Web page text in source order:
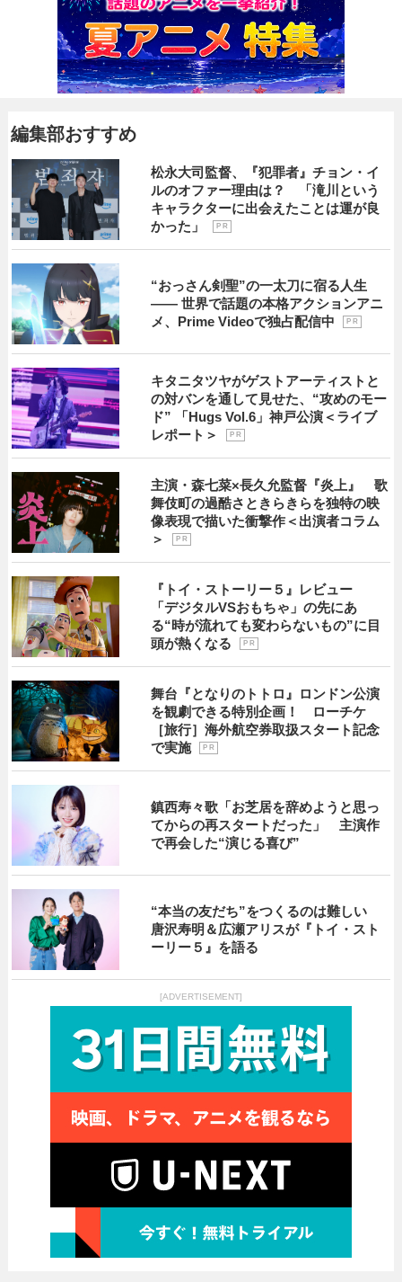
編集部おすすめ
松永大司監督、『犯罪者』チョン・イ
ルのオファー理由は？ 「滝川という
キャラクターに出会えたことは運が良
かった」
P R
“おっさん剣聖”の一太刀に宿る人生
―― 世界で話題の本格アクションアニ
メ、Prime Videoで独占配信中
P R
キタニタツヤがゲストアーティストと
の対バンを通して見せた、“攻めのモー
ド” 「Hugs Vol.6」神戸公演＜ライブ
レポート＞
P R
主演・森七菜×長久允監督『炎上』 歌
舞伎町の過酷さときらきらを独特の映
像表現で描いた衝撃作＜出演者コラム
＞
P R
『トイ・ストーリー５』レビュー
「デジタルVSおもちゃ」の先にあ
る“時が流れても変わらないもの”に目
頭が熱くなる
P R
舞台『となりのトトロ』ロンドン公演
を観劇できる特別企画！ ローチケ
［旅行］海外航空券取扱スタート記念
で実施
P R
鎮西寿々歌「お芝居を辞めようと思っ
てからの再スタートだった」 主演作
で再会した“演じる喜び”
“本当の友だち”をつくるのは難しい
唐沢寿明＆広瀬アリスが『トイ・スト
ーリー５』を語る
[ADVERTISEMENT]